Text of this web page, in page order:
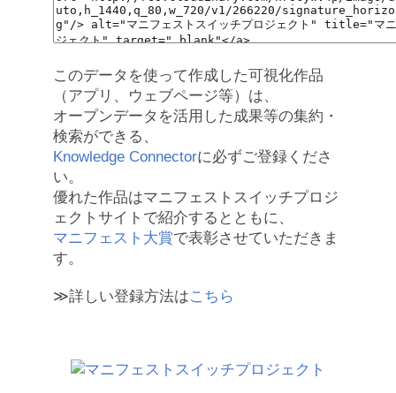
このデータを使って作成した可視化作品
（アプリ、ウェブページ等）は、
オープンデータを活用した成果等の集約・
検索ができる、
Knowledge Connectorに必ずご登録くださ
い。
優れた作品はマニフェストスイッチプロジ
ェクトサイトで紹介するとともに、
マニフェスト大賞で表彰させていただきま
す。
≫詳しい登録方法はこちら